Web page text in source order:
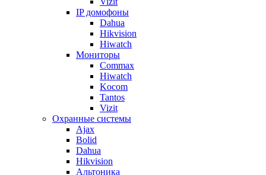
IP домофоны
Dahua
Hikvision
Hiwatch
Мониторы
Commax
Hiwatch
Kocom
Tantos
Vizit
Охранные системы
Ajax
Bolid
Dahua
Hikvision
Альтоника